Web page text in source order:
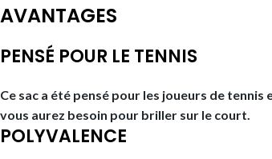
AVANTAGES
PENSÉ POUR LE TENNIS
Ce sac a été pensé pour les joueurs de
vous aurez besoin pour briller sur le court.
POLYVALENCE